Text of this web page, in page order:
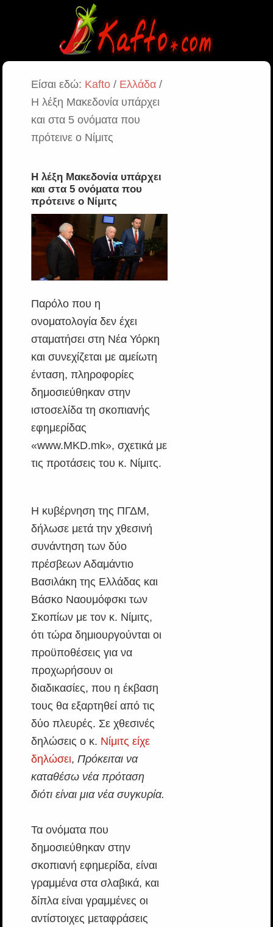
Είσαι εδώ: Kafto/ Ελλάδα/
Η λέξη Μακεδονία υπάρχει
και στα 5 ονόματα που
πρότεινε ο Νίμιτς
Η λέξη Μακεδονία υπάρχει
και στα 5 ονόματα που
πρότεινε ο Νίμιτς
Παρόλο που η
ονοματολογία δεν έχει
σταματήσει στη Νέα Υόρκη
και συνεχίζεται με αμείωτη
ένταση, πληροφορίες
δημοσιεύθηκαν στην
ιστοσελίδα τη σκοπιανής
εφημερίδας
«www.MKD.mk», σχετικά με
τις προτάσεις του κ. Νίμιτς.
Η κυβέρνηση της ΠΓΔΜ,
δήλωσε μετά την χθεσινή
συνάντηση των δύο
πρέσβεων Αδαμάντιο
Βασιλάκη της Ελλάδας και
Βάσκο Ναουμόφσκι των
Σκοπίων με τον κ. Νίμιτς,
ότι τώρα δημιουργούνται οι
προϋποθέσεις για να
προχωρήσουν οι
διαδικασίες, που η έκβαση
τους θα εξαρτηθεί από τις
δύο πλευρές. Σε χθεσινές
δηλώσεις ο κ. Νίμιτς είχε
δηλώσει, Πρόκειται να
καταθέσω νέα πρόταση
διότι είναι μια νέα συγκυρία.
Τα ονόματα που
δημοσιεύθηκαν στην
σκοπιανή εφημερίδα, είναι
γραμμένα στα σλαβικά, και
δίπλα είναι γραμμένες οι
αντίστοιχες μεταφράσεις